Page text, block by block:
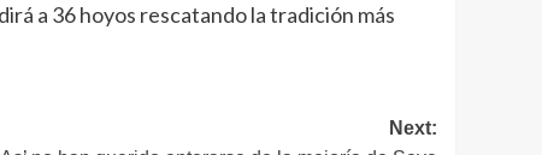
a 36 hoyos rescatando la tradición más
Next: